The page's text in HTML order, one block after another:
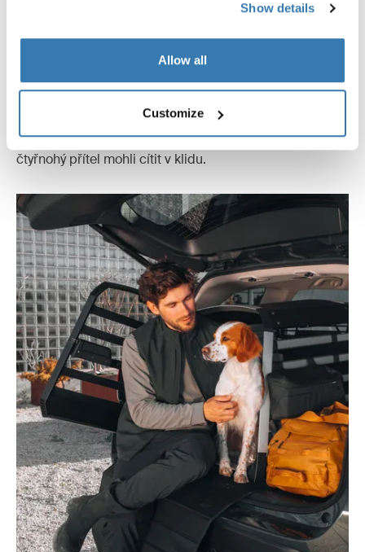
Show details
Allow all
Customize
Bezpečnost pro všechny
Bezpečnost je vždy naší nejvyšší prioritou. Proto jsme
naši přepravní klec pro psy testovali na vlastní Thule
podle metod nárazových zkoušek ECE R17 a ECE R129.
Děláme vše, co je v našich silách, abyste se vy i váš
čtyřnohý přítel mohli cítit v klidu.